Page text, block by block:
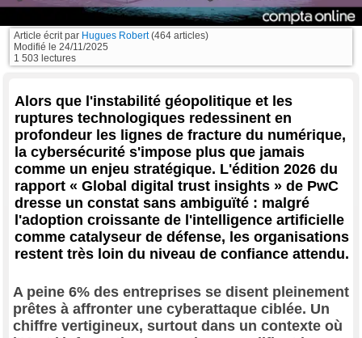
Article écrit par Hugues Robert(464 articles)
Modifié le 24/11/2025
1 503 lectures
Alors que l'instabilité géopolitique et les
ruptures technologiques redessinent en
profondeur les lignes de fracture du numérique,
la cybersécurité s'impose plus que jamais
comme un enjeu stratégique. L'édition 2026 du
rapport « Global digital trust insights » de PwC
dresse un constat sans ambiguïté : malgré
l'adoption croissante de l'intelligence artificielle
comme catalyseur de défense, les organisations
restent très loin du niveau de confiance attendu.
A peine 6% des entreprises se disent pleinement
prêtes à affronter une cyberattaque ciblée. Un
chiffre vertigineux, surtout dans un contexte où